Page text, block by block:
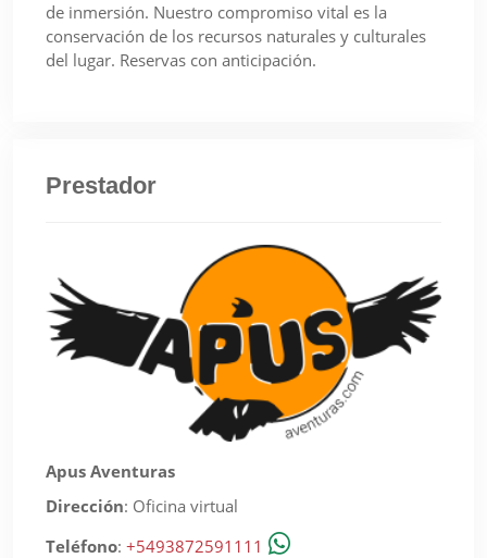
de inmersión. Nuestro compromiso vital es la
conservación de los recursos naturales y culturales
del lugar. Reservas con anticipación.
Prestador
Apus Aventuras
Dirección: Oficina virtual
Teléfono: +5493872591111